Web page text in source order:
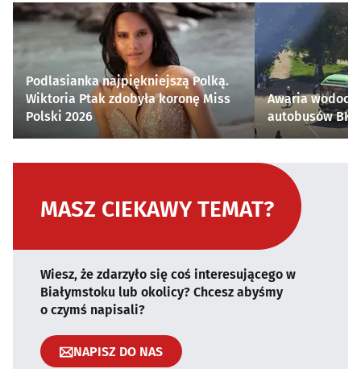
Podlasianka najpiękniejszą Polką.
Wiktoria Ptak zdobyła koronę Miss
Polski 2026
Awaria
autobusów
MASZ CIEKAWY TEMAT?
Wiesz, że zdarzyło się coś interesującego w
Białymstoku lub okolicy? Chcesz abyśmy
o czymś napisali?
NAPISZ DO NAS